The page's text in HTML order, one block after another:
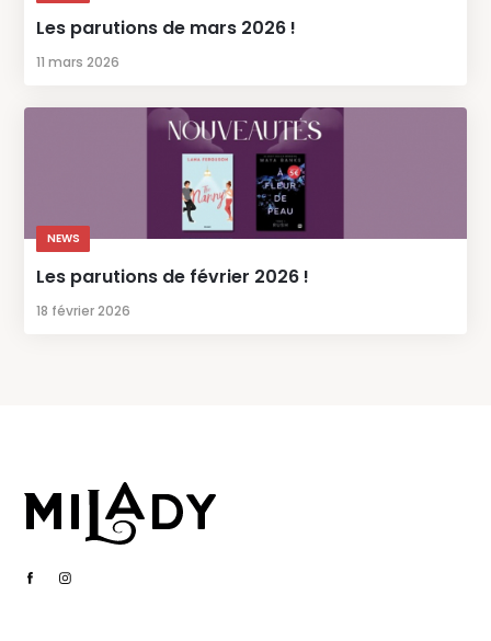
Les parutions de mars 2026 !
11 mars 2026
NEWS
Les parutions de février 2026 !
18 février 2026